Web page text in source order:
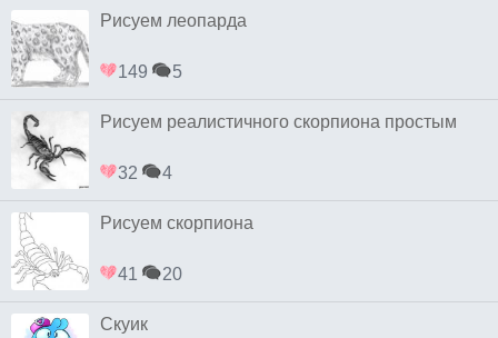
Рисуем леопарда
149 5
Рисуем реалистичного скорпиона простым
32 4
Рисуем скорпиона
41 20
Скуик